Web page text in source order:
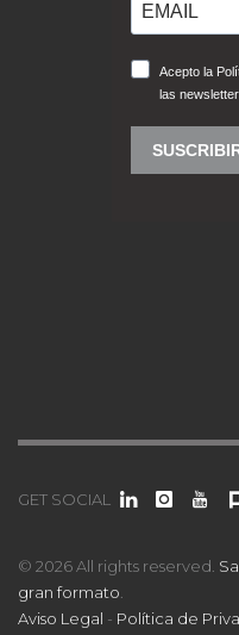
GET SOCIAL
© 2026 All rights reserved.
gran formato
Aviso Legal - Política de